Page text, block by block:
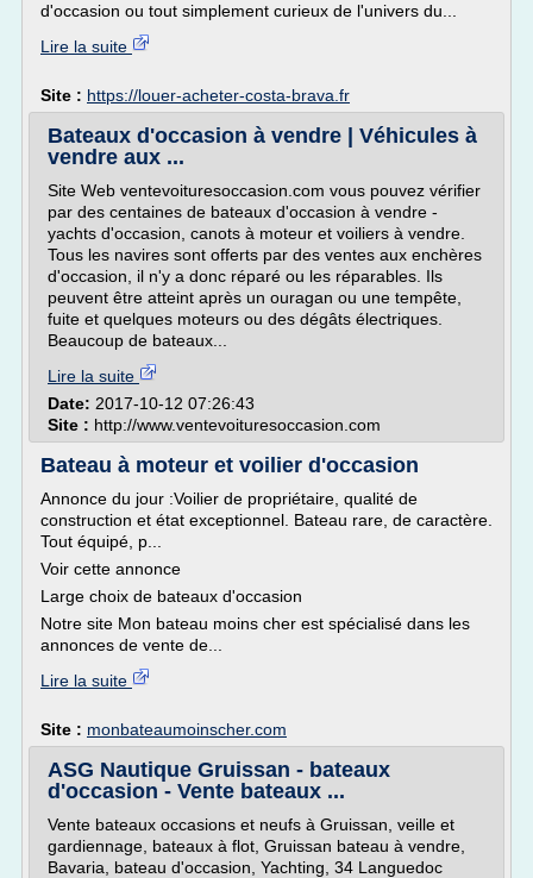
d'occasion ou tout simplement curieux de l'univers du...
Lire la suite
Site : https://louer-acheter-costa-brava.fr
Bateaux d'occasion à vendre | Véhicules à
vendre aux ...
Site Web ventevoituresoccasion.com vous pouvez vérifier
par des centaines de bateaux d'occasion à vendre -
yachts d'occasion, canots à moteur et voiliers à vendre.
Tous les navires sont offerts par des ventes aux enchères
d'occasion, il n'y a donc réparé ou les réparables. Ils
peuvent être atteint après un ouragan ou une tempête,
fuite et quelques moteurs ou des dégâts électriques.
Beaucoup de bateaux...
Lire la suite
Date: 2017-10-12 07:26:43
Site : http://www.ventevoituresoccasion.com
Bateau à moteur et voilier d'occasion
Annonce du jour :Voilier de propriétaire, qualité de
construction et état exceptionnel. Bateau rare, de caractère.
Tout équipé, p...
Voir cette annonce
Large choix de bateaux d'occasion
Notre site Mon bateau moins cher est spécialisé dans les
annonces de vente de...
Lire la suite
Site : monbateaumoinscher.com
ASG Nautique Gruissan - bateaux
d'occasion - Vente bateaux ...
Vente bateaux occasions et neufs à Gruissan, veille et
gardiennage, bateaux à flot, Gruissan bateau à vendre,
Bavaria, bateau d'occasion, Yachting, 34 Languedoc